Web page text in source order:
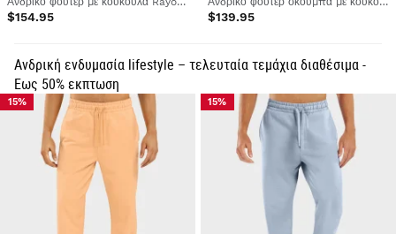
$154.95 $139.95
Ανδρική ενδυμασία lifestyle – τελευταία τεμάχια διαθέσιμα -
Εως 50% εκπτωση
15% 15%